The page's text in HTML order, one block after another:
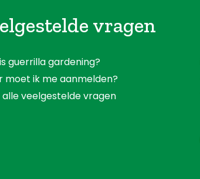
vragen
guerrilla gardening?
moet ik me aanmelden?
alle veelgestelde vragen